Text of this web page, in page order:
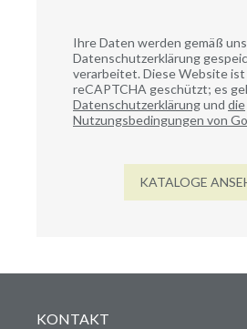
Ihre Daten werden gemäß
Datenschutzerklärung
verarbeitet. Diese Website ist
reCAPTCHA geschützt; es
Datenschutzerklärungund die
Nutzungsbedingungen von
KATALOGE
KONTAKT